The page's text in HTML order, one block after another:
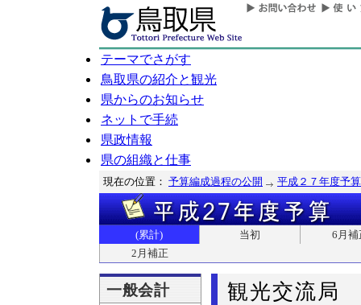
テーマでさがす
鳥取県の紹介と観光
県からのお知らせ
ネットで手続
県政情報
県の組織と仕事
現在の位置： 予算編成過程の公開 平成２７年度予算
(累計) 当初
6月補
2月補正
一般会計 観光交流局